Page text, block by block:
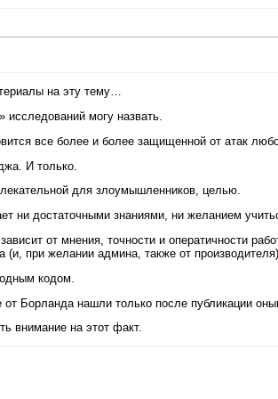
на эту тему…
исследований могу назвать.
все более и более защищенной от атак
И только.
для злоумышленников, целью.
ни достаточными знаниями, ни желанием
от мнения, точности и оператичности
(и, при желании админа, также от производителя).
кодом.
Борланда нашли только после публикации
внимание на этот факт.